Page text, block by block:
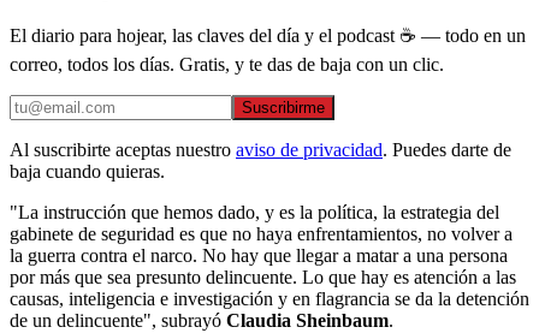
El diario para hojear, las claves del día y el podcast ☕ — todo en un
correo, todos los días. Gratis, y te das de baja con un clic.
Suscribirme
Al suscribirte aceptas nuestro aviso de privacidad. Puedes darte de
baja cuando quieras.
"La instrucción que hemos dado, y es la política, la estrategia del
gabinete de seguridad es que no haya enfrentamientos, no volver a
la guerra contra el narco. No hay que llegar a matar a una persona
por más que sea presunto delincuente. Lo que hay es atención a las
causas, inteligencia e investigación y en flagrancia se da la detención
de un delincuente", subrayó Claudia Sheinbaum.